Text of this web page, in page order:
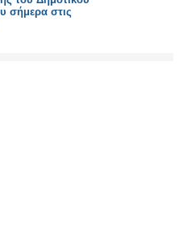
σήμερα στις